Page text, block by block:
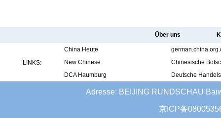
Über uns
LINKS:
China Heute
New Chinese
Chinesische
DCA Haumburg
Deutsche
Adresse: BEIJING RUNDSCHAU
京ICP备